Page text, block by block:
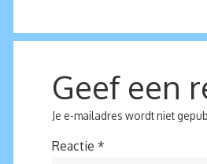
Geef een
Je e-mailadres wordt niet
Reactie *